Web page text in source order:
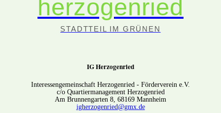
herzogenried
STADTTEIL IM GRÜNEN
IG Herzogenried
Interessengemeinschaft Herzogenried - Förderverein e.V.
c/o Quartiermanagement Herzogenried
Am Brunnengarten 8, 68169 Mannheim
igherzogenried@gmx.de